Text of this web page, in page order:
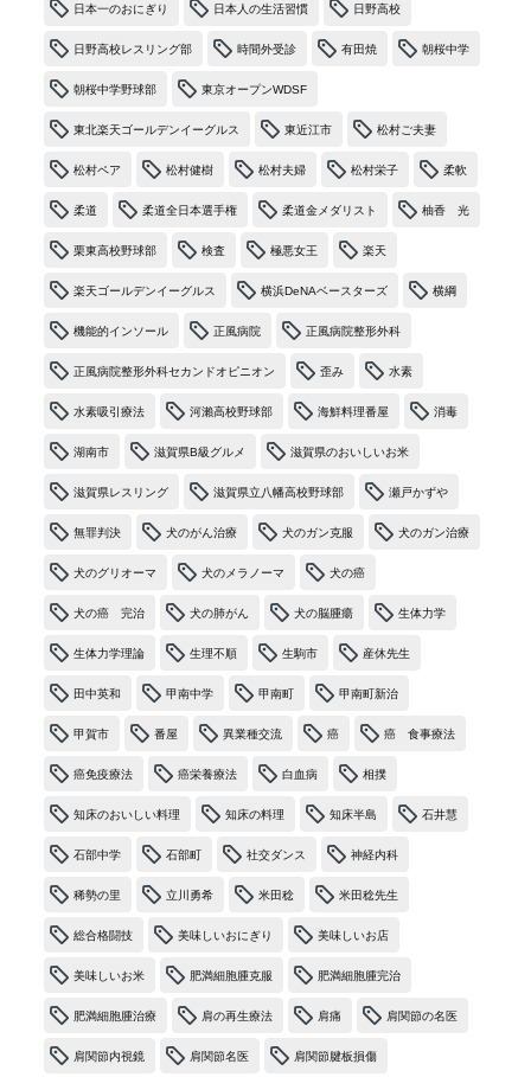
日本一のおにぎり 日本人の生活習慣 日野高校
日野高校レスリング部 時間外受診 有田焼 朝桜中学
朝桜中学野球部 東京オープンWDSF
東北楽天ゴールデンイーグルス 東近江市 松村ご夫妻
松村ペア 松村健樹 松村夫婦 松村栄子 柔軟
柔道 柔道全日本選手権 柔道金メダリスト 柚香 光
栗東高校野球部 検査 極悪女王 楽天
楽天ゴールデンイーグルス 横浜DeNAベースターズ 横綱
機能的インソール 正風病院 正風病院整形外科
正風病院整形外科セカンドオピニオン 歪み 水素
水素吸引療法 河瀨高校野球部 海鮮料理番屋 消毒
湖南市 滋賀県B級グルメ 滋賀県のおいしいお米
滋賀県レスリング 滋賀県立八幡高校野球部 瀬戸かずや
無罪判決 犬のがん治療 犬のガン克服 犬のガン治療
犬のグリオーマ 犬のメラノーマ 犬の癌
犬の癌 完治 犬の肺がん 犬の脳腫瘍 生体力学
生体力学理論 生理不順 生駒市 産休先生
田中英和 甲南中学 甲南町 甲南町新治
甲賀市 番屋 異業種交流 癌 癌 食事療法
癌免疫療法 癌栄養療法 白血病 相撲
知床のおいしい料理 知床の料理 知床半島 石井慧
石部中学 石部町 社交ダンス 神経内科
稀勢の里 立川勇希 米田稔 米田稔先生
総合格闘技 美味しいおにぎり 美味しいお店
美味しいお米 肥満細胞腫克服 肥満細胞腫完治
肥満細胞腫治療 肩の再生療法 肩痛 肩関節の名医
肩関節内視鏡 肩関節名医 肩関節腱板損傷